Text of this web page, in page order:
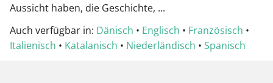
Aussicht haben, die Geschichte, ...
Auch verfügbar in: Dänisch • Englisch • Französisch •
Italienisch • Katalanisch • Niederländisch • Spanisch